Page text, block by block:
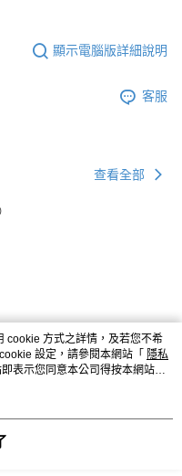
顯示電腦版詳細說明
客服
查看全部
cookie 方式之詳情，及若您不希
設定，請參閱本網站「 隱私
表示您同意本公司得按本網站使